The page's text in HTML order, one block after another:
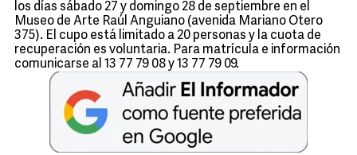
los días sábado 27 y domingo 28 de septiembre en el
Museo de Arte Raúl Anguiano (avenida Mariano Otero
375). El cupo está limitado a 20 personas y la cuota de
recuperación es voluntaria. Para matrícula e información
comunicarse al 13 77 79 08 y 13 77 79 09.